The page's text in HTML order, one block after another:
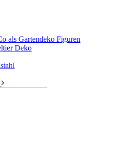
als Gartendeko Figuren
Deko